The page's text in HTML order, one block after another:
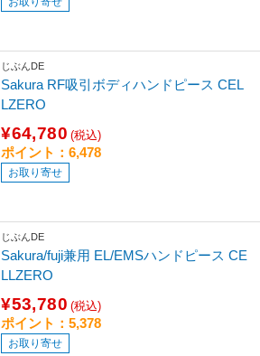
じぶんDE
Sakura RF吸引ボディハンドピース CEL
LZERO
¥64,780 (税込)
ポイント：6,478
お取り寄せ
じぶんDE
Sakura/fuji兼用 EL/EMSハンドピース CE
LLZERO
¥53,780 (税込)
ポイント：5,378
お取り寄せ